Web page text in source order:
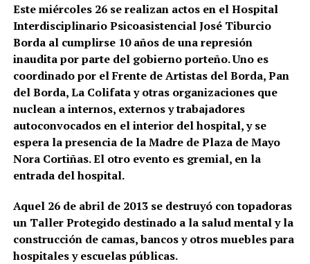
Este miércoles 26 se realizan actos en el Hospital
Interdisciplinario Psicoasistencial José Tiburcio
Borda al cumplirse 10 años de una represión
inaudita por parte del gobierno porteño. Uno es
coordinado por el Frente de Artistas del Borda, Pan
del Borda, La Colifata y otras organizaciones que
nuclean a internos, externos y trabajadores
autoconvocados en el interior del hospital, y se
espera la presencia de la Madre de Plaza de Mayo
Nora Cortiñas. El otro evento es gremial, en la
entrada del hospital.
Aquel 26 de abril de 2013 se destruyó con topadoras
un Taller Protegido destinado a la salud mental y la
construcción de camas, bancos y otros muebles para
hospitales y escuelas públicas.